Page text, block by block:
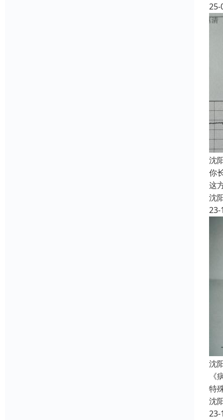
25-
沈
你
这
沈
23-
沈
特
沈
23-